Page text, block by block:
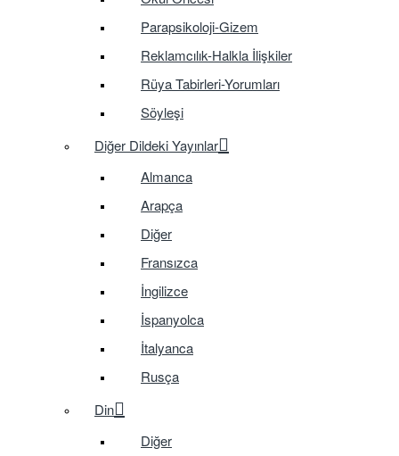
Parapsikoloji-Gizem
Reklamcılık-Halkla İlişkiler
Rüya Tabirleri-Yorumları
Söyleşi
Diğer Dildeki Yayınlar
Almanca
Arapça
Diğer
Fransızca
İngilizce
İspanyolca
İtalyanca
Rusça
Din
Diğer